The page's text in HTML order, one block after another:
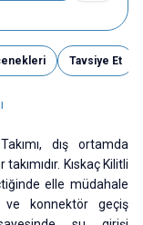
Tavsiye Et
dış ortamda
Kıskaç Kilitli
elle müdahale
ve konnektör geçiş